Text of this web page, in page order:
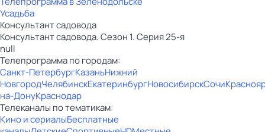
Усадьба
Консультант садовода
Консультант садовода. Сезон 1. Серия 25-я
null
Телепрограмма по городам:
Санкт-ПетербургКазаньНижний
НовгородЧелябинскЕкатеринбургНовосибирскСочи
на-ДонуКраснодар
Телеканалы по тематикам:
Кино и сериалыБесплатные